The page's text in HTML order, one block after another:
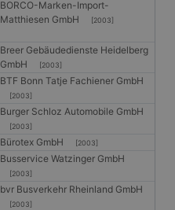
BORCO-Marken-Import-
Matthiesen GmbH
[2003]
Breer Gebäudedienste Heidelberg
GmbH
[2003]
BTF Bonn Tatje Fachiener GmbH
[2003]
Burger Schloz Automobile GmbH
[2003]
Bürotex GmbH [2003]
Busservice Watzinger GmbH
[2003]
bvr Busverkehr Rheinland GmbH
[2003]